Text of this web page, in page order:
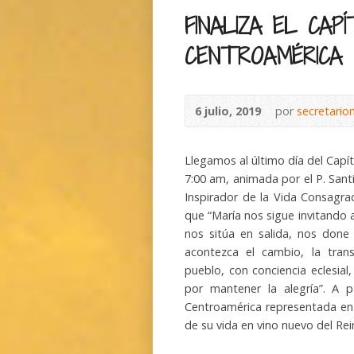
FINALIZA EL
CENTROAMÉRICA
6 julio, 2019 por
Llegamos al último día del
7:00 am, animada por el P.
Inspirador de la Vida
que “María nos sigue invitando
nos sitúa en salida, nos
acontezca el cambio, la
pueblo, con conciencia
por mantener la alegría”. A
Centroamérica representada
de su vida en vino nuevo del